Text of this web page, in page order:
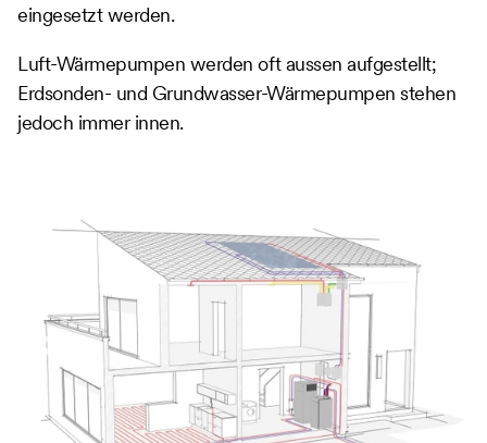
eingesetzt werden.
Luft-Wärmepumpen werden oft aussen aufgestellt;
Erdsonden- und Grundwasser-Wärmepumpen stehen
jedoch immer innen.